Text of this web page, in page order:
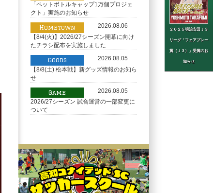
２０２５明治安田Ｊ３
リーグ「フェアプレー
賞（Ｊ３）」受賞のお
知らせ
「ペットボトルキャップ1万個プロジェ
クト」実施のお知らせ
Hometown
2026.08.06
【8/4(火)】2026/27シーズン開幕に向け
たチラシ配布を実施しました
Goods
2026.08.05
【8/8(土) 松本戦】新グッズ情報のお知ら
せ
Game
2026.08.05
2026/27シーズン 試合運営の一部変更に
ついて